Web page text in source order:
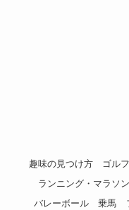
趣味の見つけ方 ゴルフ
ランニング・マラソン
バレーボール
乗馬